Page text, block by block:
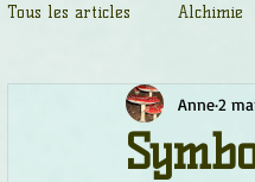
Tous les articles Alchimie
Chamanisme Anne2